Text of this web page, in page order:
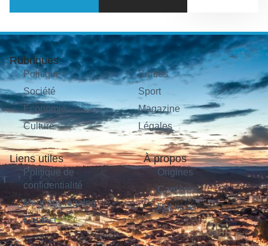
Rubriques
Politique
Société
Économie
Culture
Sorties
Sport
Magazine
Légales
Liens utiles
Politique de
confidentialité
Mentions légales
Contact
À propos
Origines
Carrières
Publicité